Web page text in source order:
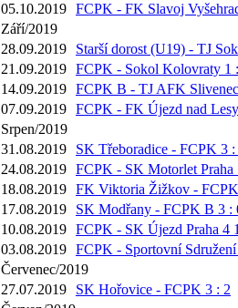
05.10.2019 FCPK - FK Slavoj
Září/2019
28.09.2019
Starší dorost (U19) - TJ
21.09.2019 FCPK - Sokol Kolovraty 1
14.09.2019 FCPK B - TJ AFK
07.09.2019 FCPK - FK Újezd nad
Srpen/2019
31.08.2019
SK Třeboradice - FCPK 3 :
24.08.2019 FCPK - SK Motorlet Praha
18.08.2019 FK Viktoria Žižkov -
17.08.2019
SK Modřany - FCPK B 3 :
10.08.2019 FCPK - SK Újezd Praha 4
03.08.2019 FCPK - Sportovní
Červenec/2019
27.07.2019
SK Hořovice - FCPK 3 : 2